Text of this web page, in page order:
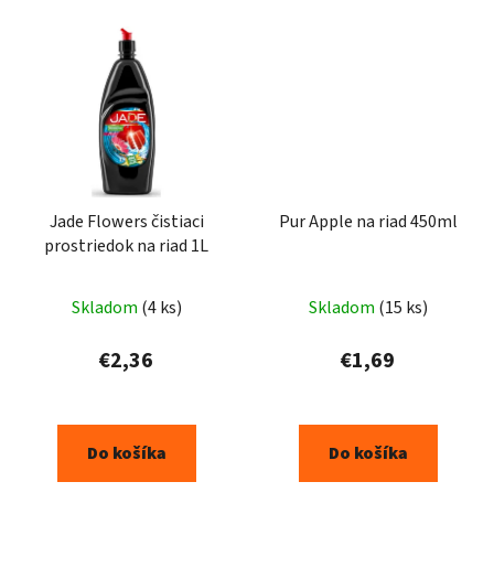
Jade Flowers čistiaci
prostriedok na riad 1L
Skladom (4 ks)
€2,36
Do košíka
Pur Apple na riad 450ml
Skladom (15 ks)
€1,69
Do košíka